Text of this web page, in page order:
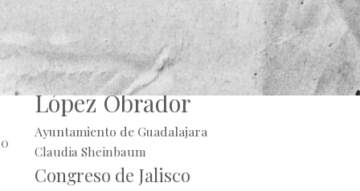
Alberto Uribe
Andrés Manuel
López Obrador
Ayuntamiento de Guadalajara
Claudia Sheinbaum
Congreso de Jalisco